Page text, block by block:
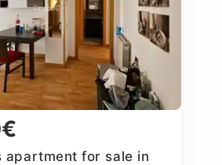
apartment for sale in